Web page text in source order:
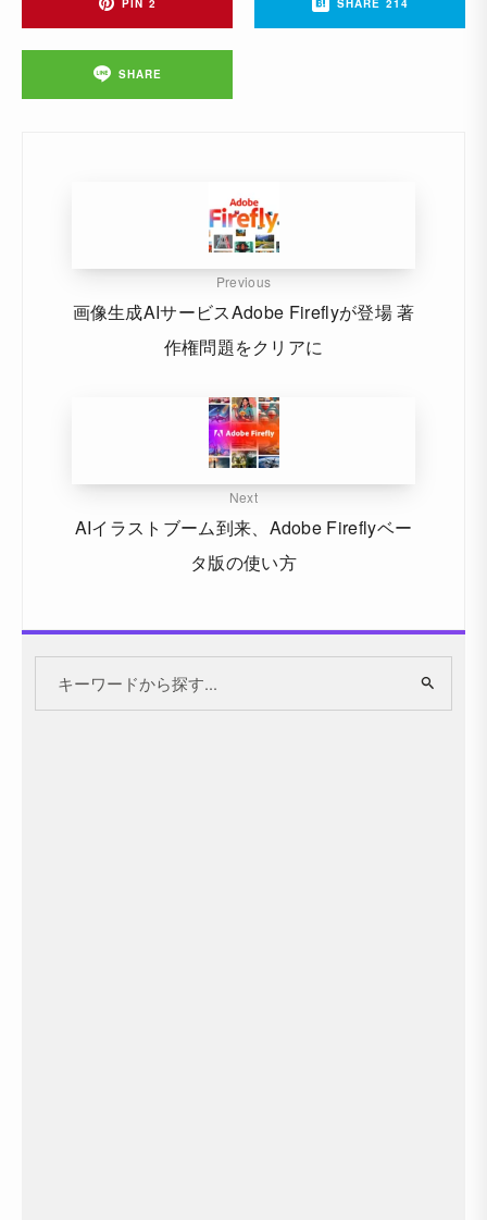
PIN 2 SHARE 214
SHARE
Previous
画像生成AIサービスAdobe Fireflyが登場 著
作権問題をクリアに
Next
AIイラストブーム到来、Adobe Fireflyベー
タ版の使い方